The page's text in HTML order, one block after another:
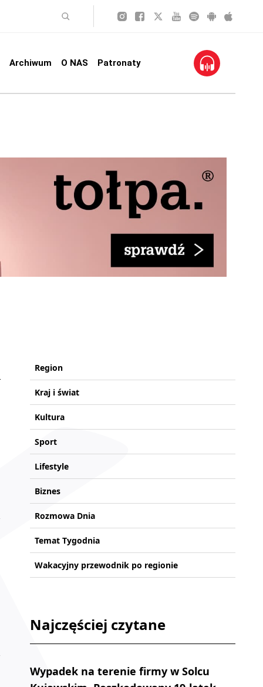
Archiwum O NAS Patronaty
Region
Kraj i świat
Kultura
Sport
Lifestyle
Biznes
Rozmowa Dnia
Temat Tygodnia
Wakacyjny przewodnik po regionie
Najczęściej czytane
Wypadek na terenie firmy w Solcu